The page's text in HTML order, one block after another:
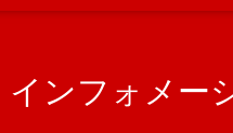
インフォメー